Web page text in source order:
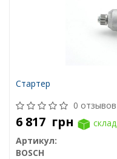
Стартер
0 отзывов
6 817 грн
склад
Артикул:
BOSCH